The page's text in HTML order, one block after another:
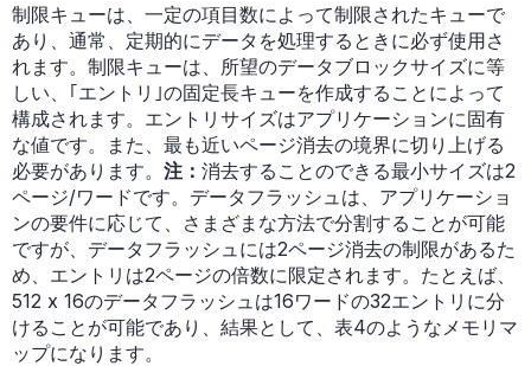
制限キューは、一定の項目数によって制限されたキューで
あり、通常、定期的にデータを処理するときに必ず使用さ
れます。制限キューは、所望のデータブロックサイズに等
しい、｢エントリ｣の固定長キューを作成することによって
構成されます。エントリサイズはアプリケーションに固有
な値です。また、最も近いページ消去の境界に切り上げる
必要があります。 注： 消去することのできる最小サイズは2
ページ/ワードです。データフラッシュは、アプリケーショ
ンの要件に応じて、さまざまな方法で分割することが可能
ですが、データフラッシュには2ページ消去の制限があるた
め、エントリは2ページの倍数に限定されます。たとえば、
512 x 16のデータフラッシュは16ワードの32エントリに分
けることが可能であり、結果として、表4のようなメモリマ
ップになります。